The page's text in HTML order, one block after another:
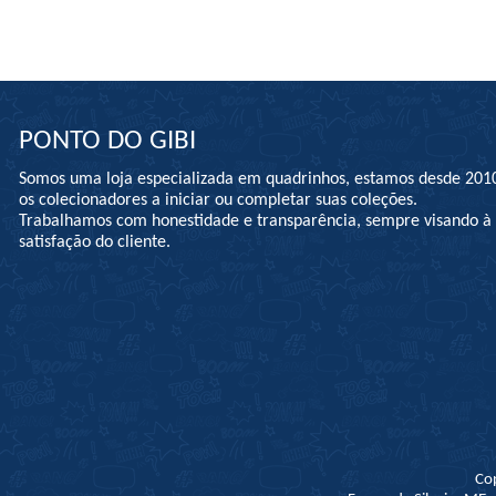
PONTO DO GIBI
Somos uma loja especializada em quadrinhos, estamos desde
os colecionadores a iniciar ou completar suas coleções.
Trabalhamos com honestidade e transparência, sempre visando
satisfação do cliente.